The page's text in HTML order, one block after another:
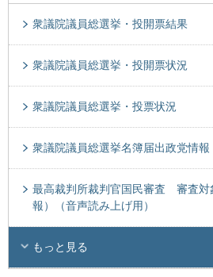
衆議院議員総選挙・投開票結果
衆議院議員総選挙・投開票状況
衆議院議員総選挙・投票状況
衆議院議員総選挙名簿届出政党情報
最高裁判所裁判官国民審査 審査対
報）（音声読み上げ用）
もっと見る